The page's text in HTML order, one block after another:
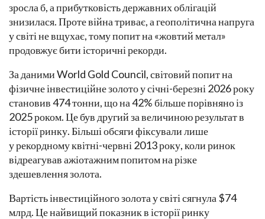
зросла б, а прибутковість державних облігацій
знизилася. Проте війна триває, а геополітична напруга
у світі не вщухає, тому попит на «жовтий метал»
продовжує бити історичні рекорди.
За даними World Gold Council, світовий попит на
фізичне інвестиційне золото у січні-березні 2026 року
становив 474 тонни, що на 42% більше порівняно із
2025 роком. Це був другий за величиною результат в
історії ринку. Більші обсяги фіксували лише
у рекордному квітні-червні 2013 року, коли ринок
відреагував ажіотажним попитом на різке
здешевлення золота.
Вартість інвестиційного золота у світі сягнула $74
млрд. Це найвищий показник в історії ринку